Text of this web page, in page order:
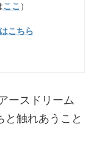
ここ ）
こちら
ースドリーム
触れあうこと